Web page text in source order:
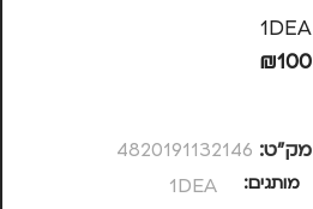
1DEA
₪100
מק”ט: 4820191132146
מותגים 1DEA